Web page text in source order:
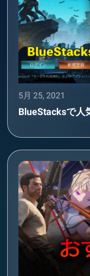
5月 25, 2021
BlueStacksで人